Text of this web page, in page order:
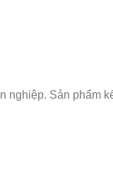
Sản phẩm